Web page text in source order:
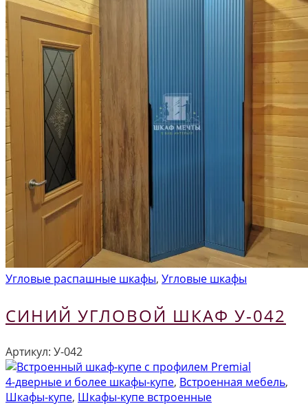
Угловые распашные шкафы, Угловые шкафы
СИНИЙ УГЛОВОЙ ШКАФ У-042
Артикул: У-042
4-дверные и более шкафы-купе, Встроенная мебель,
Шкафы-купе, Шкафы-купе встроенные